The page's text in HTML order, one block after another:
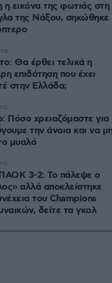
η εικόνα της φωτιάς στη
της Νάξου, σηκώθηκε
Θα έρθει τελικά η
επιδότηση που έχει
στην Ελλάδα;
Πόσο χρειαζόμαστε για
την άνοια και να
μυαλό
3-2: Το πάλεψε ο
αλλά αποκλείστηκε
του Champions
δείτε τα γκολ